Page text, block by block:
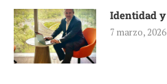
Identidad
7 marzo, 2026